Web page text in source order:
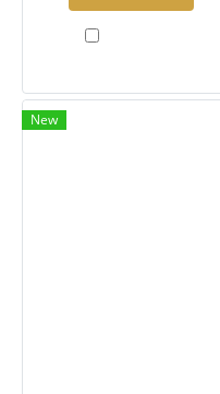
New